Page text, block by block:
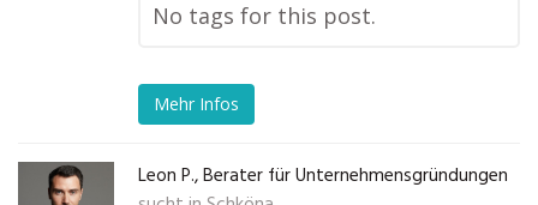
No tags for this post.
Mehr Infos
Leon P., Berater für Unternehmensgründungen